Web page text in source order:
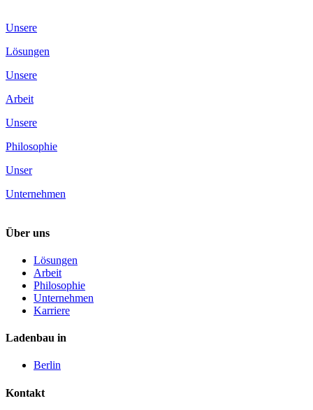
Unsere
Lösungen
Unsere
Arbeit
Unsere
Philosophie
Unser
Unternehmen
Über uns
Lösungen
Arbeit
Philosophie
Unternehmen
Karriere
Ladenbau in
Berlin
Kontakt